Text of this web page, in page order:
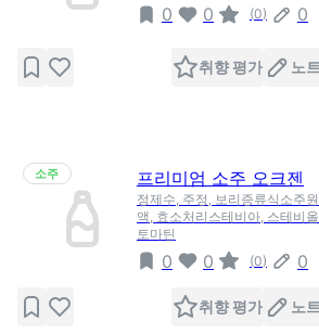
0 0 (0) 0
취향 평가 노
소주 프리미엄 소주 오크젠
정제수, 주정, 보리증류식소주
액, 효소처리스테비아, 스테비
토마틴
0 0 (0) 0
취향 평가 노